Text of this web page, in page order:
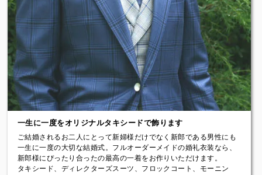
【メンズスーツの基本スタイル〈Italian Classic Style〉】
イズントはフルオーダーですのでスタイルが決まっているわけでは
ありません。
お客様の着用シーンなどをお伺いして提案したり、お好みに合わせ
て自由にカスタマイズしていただけます。
基本的スタイルとしては、イタリアンクラシックを基本とした、見
た目もさわり心地もやわらかく、軽くて着心地の良いスーツをおす
すめしています。
【メンズスーツの基本スタイル】
1. のぼり襟：スーツの最重要部分といっても過言ではない襟から肩
にかけてのラインにこだわりました。しっかりと襟から肩にかけて
吸い付きます。
2. 高めのゴージライン：ラペルの上端部のゴージラインはりりしさ
とエレガントさを強調するために高めに設定しています。
3. ナチュラルショルダー：肩パッドはきわめて薄いものを採用し、
一生に一度をオリジナルタキシードで飾ります
ご結婚されるお二人にとって新婦様だけでなく新郎である男性にも
一生に一度の大切な結婚式。フルオーダーメイドの婚礼衣装なら、
新郎様にぴったり合ったの最高の一着をお作りいただけます。
タキシード、ディレクターズスーツ、フロックコート、モーニン